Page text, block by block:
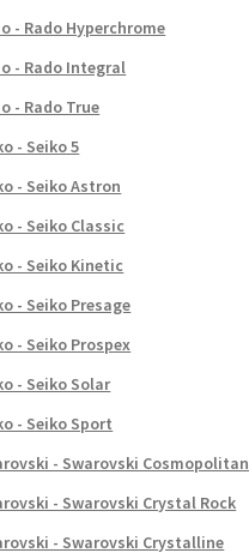
- Rado Hyperchrome
- Rado Integral
- Rado True
- Seiko 5
- Seiko Astron
- Seiko Classic
- Seiko Kinetic
- Seiko Presage
- Seiko Prospex
- Seiko Solar
- Seiko Sport
- Swarovski Cosmopolitan
- Swarovski Crystal Rock
- Swarovski Crystalline